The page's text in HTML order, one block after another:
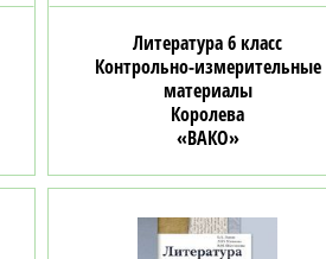
Литература 6 класс
Контрольно-измерительные
материалы
Королева
«ВАКО»